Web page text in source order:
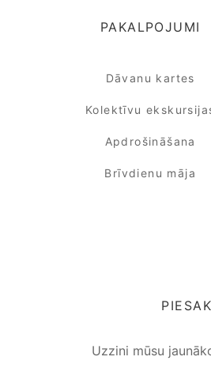
PAKALPOJUMI
Dāvanu kartes
Kolektīvu
Apdrošināšana
Brīvdienu māja
Uzzini mūsu